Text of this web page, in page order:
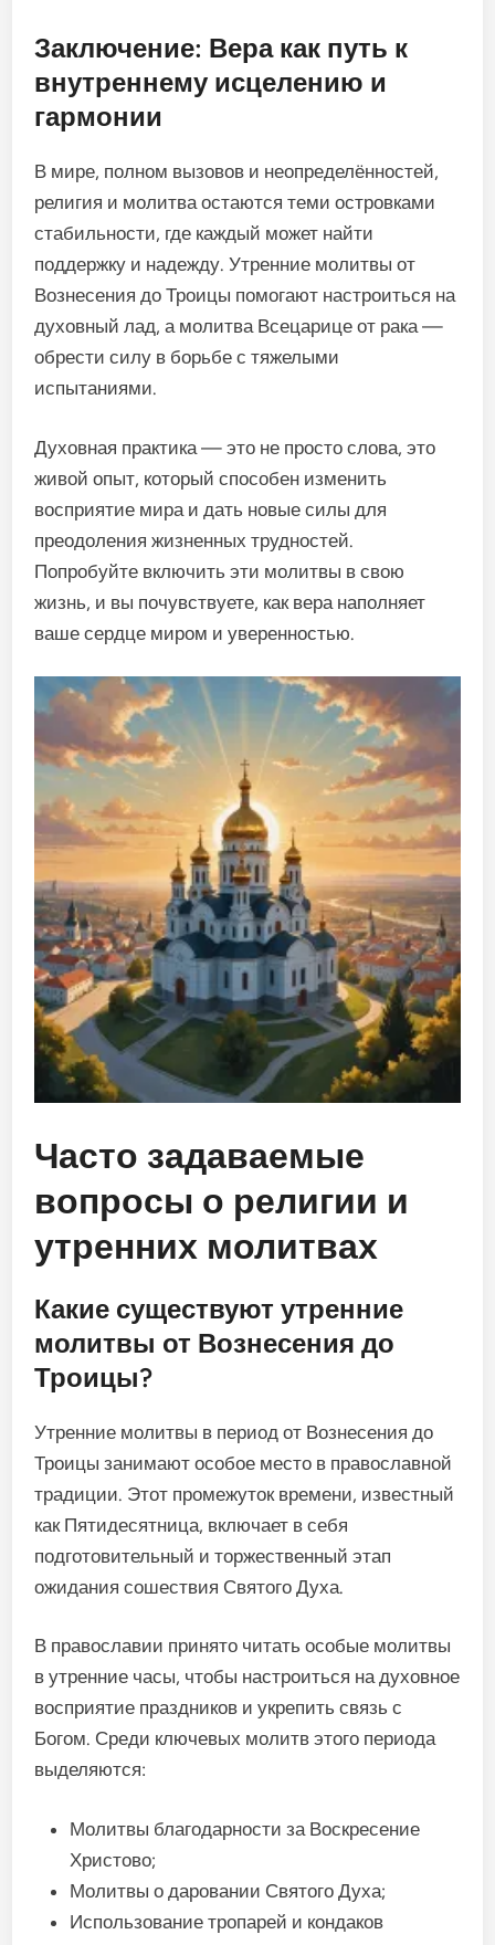
Заключение: Вера как путь к
внутреннему исцелению и
гармонии
В мире, полном вызовов и неопределённостей,
религия и молитва остаются теми островками
стабильности, где каждый может найти
поддержку и надежду. Утренние молитвы от
Вознесения до Троицы помогают настроиться на
духовный лад, а молитва Всецарице от рака —
обрести силу в борьбе с тяжелыми
испытаниями.
Духовная практика — это не просто слова, это
живой опыт, который способен изменить
восприятие мира и дать новые силы для
преодоления жизненных трудностей.
Попробуйте включить эти молитвы в свою
жизнь, и вы почувствуете, как вера наполняет
ваше сердце миром и уверенностью.
Часто задаваемые
вопросы о религии и
утренних молитвах
Какие существуют утренние
молитвы от Вознесения до
Троицы?
Утренние молитвы в период от Вознесения до
Троицы занимают особое место в православной
традиции. Этот промежуток времени, известный
как Пятидесятница, включает в себя
подготовительный и торжественный этап
ожидания сошествия Святого Духа.
В православии принято читать особые молитвы
в утренние часы, чтобы настроиться на духовное
восприятие праздников и укрепить связь с
Богом. Среди ключевых молитв этого периода
выделяются:
Молитвы благодарности за Воскресение
Христово;
Молитвы о даровании Святого Духа;
Использование тропарей и кондаков